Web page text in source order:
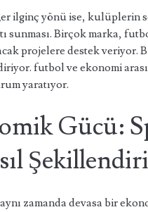
ilginç yönü ise, kulüplerin
sunması. Birçok marka,
projelere destek veriyor.
futbol ve ekonomi
yaratıyor.
Gücü:
zamanda devasa bir